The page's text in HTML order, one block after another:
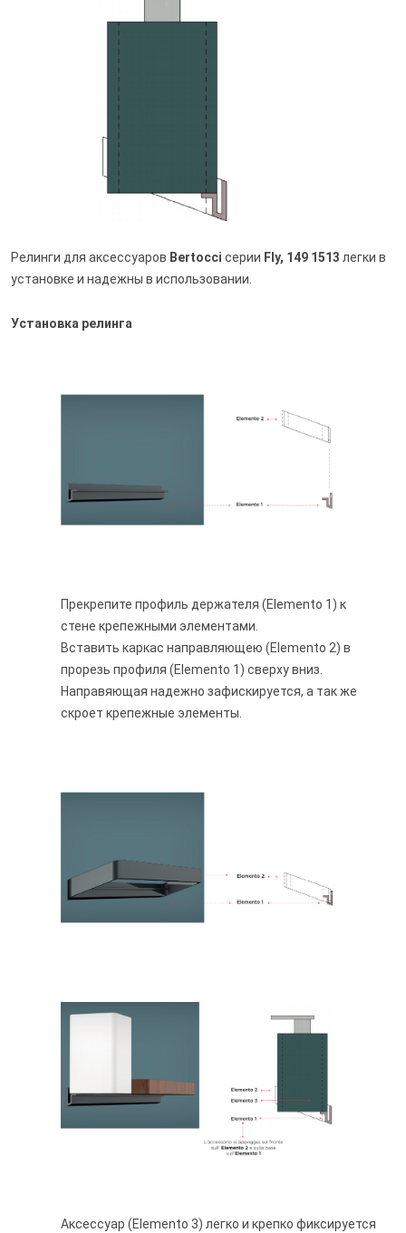
Релинги для аксессуаров Bertocci серии Fly, 149 1513 легки в
установке и надежны в использовании.
Установка релинга
Прекрепите профиль держателя (Elemento 1) к
стене крепежными элементами.
Вставить каркас направляющею (Elemento 2) в
прорезь профиля (Elemento 1) сверху вниз.
Направяющая надежно зафискируется, а так же
скроет крепежные элементы.
Аксессуар (Elemento 3) легко и крепко фиксируется